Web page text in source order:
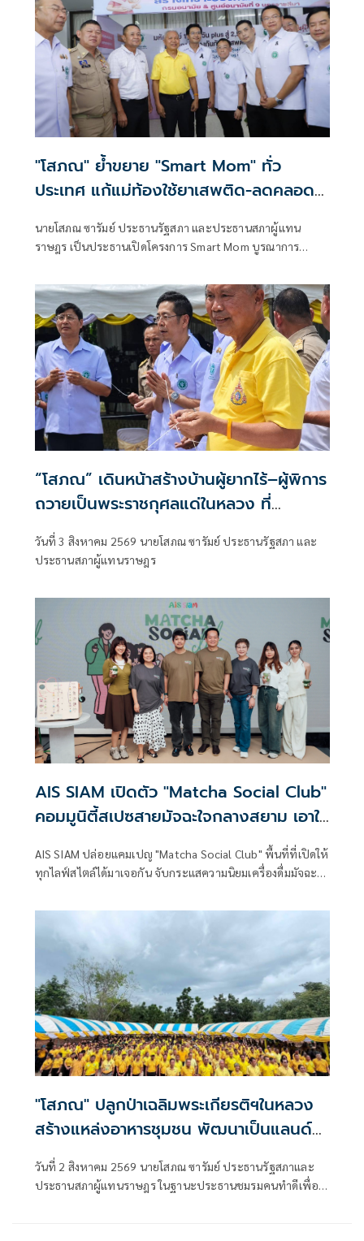
"โสภณ" ย้ำขยาย "Smart Mom" ทั่ว
ประเทศ แก้แม่ท้องใช้ยาเสพติด-ลดคลอด
ประชาชน ไม่ใช่สร้างภาพ
นายโสภณ ซารัมย์ ประธานรัฐสภา และประธานสภาผู้แทน
ราษฎร เป็นประธานเปิดโครงการ Smart Mom บูรณาการ
โดยกรมอนามัย ร่วมกับกรมสุขภาพจิต สำนักงานสาธารณสุข
จังหวัดบุรีรัมย
“โสภณ” เดินหน้าสร้างบ้านผู้ยากไร้–ผู้พิการ
ถวายเป็นพระราชกุศลแด่ในหลวง ที่
อ.คูเมือง
วันที่ 3 สิงหาคม 2569 นายโสภณ ซารัมย์ ประธานรัฐสภา และ
ประธานสภาผู้แทนราษฎร
AIS SIAM เปิดตัว "Matcha Social Club"
คอมมูนิตี้สเปซสายมัจฉะใจกลางสยาม เอาใจ
AIS SIAM ปล่อยแคมเปญ "Matcha Social Club" พื้นที่ที่เปิดให้
ทุกไลฟ์สไตล์ได้มาเจอกัน จับกระแสความนิยมเครื่องดื่มมัจฉะที่
สายมัจฉะเลิฟเวอร์มาเชื่อมโยงกับไลฟ์สไตล์วัยรุ่นผ่านประสบ
"โสภณ" ปลูกป่าเฉลิมพระเกียรติฯในหลวง
สร้างแหล่งอาหารชุมชน พัฒนาเป็นแลนด์
มาร์ค ท่องเที่ยว และออกกำลังกาย
วันที่ 2 สิงหาคม 2569 นายโสภณ ซารัมย์ ประธานรัฐสภาและ
ประธานสภาผู้แทนราษฎร ในฐานะประธานชมรมคนทำดีเพื่อ